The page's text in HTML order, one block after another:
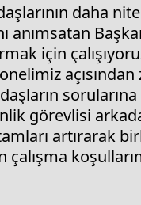
daha
anımsatan
için
görevlisi
artırarak